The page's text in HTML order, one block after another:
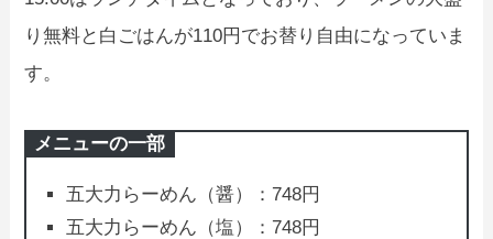
り無料と白ごはんが110円でお替り自由になっていま
す。
メニューの一部
五大力らーめん（醤）：748円
五大力らーめん（塩）：748円